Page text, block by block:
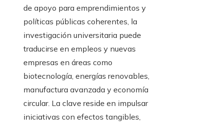
de apoyo para emprendimientos y
políticas públicas coherentes, la
investigación universitaria puede
traducirse en empleos y nuevas
empresas en áreas como
biotecnología, energías renovables,
manufactura avanzada y economía
circular. La clave reside en impulsar
iniciativas con efectos tangibles,